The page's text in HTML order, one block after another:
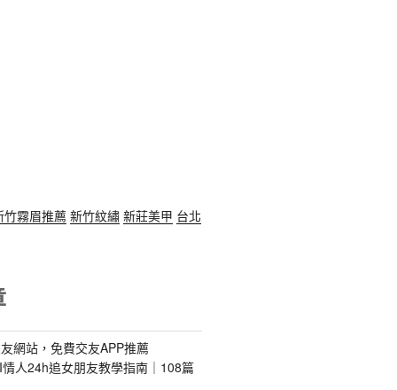
竹霧眉推薦 新竹紋繡 新莊美甲 台北
網站，免費交友APP推薦
人24h追女朋友教學指南｜108篇